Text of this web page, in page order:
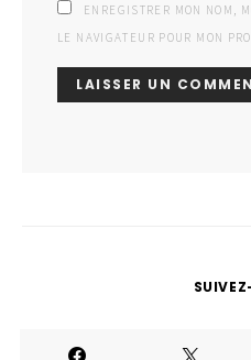
ENREGISTRER MON NOM,
LE NAVIGATEUR POUR MON